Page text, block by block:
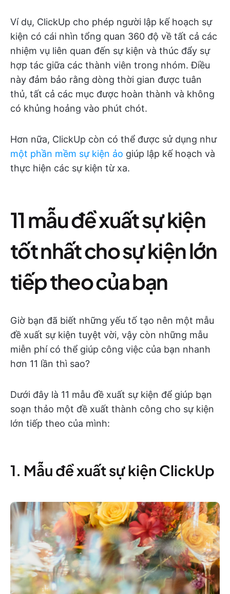
Ví dụ, ClickUp cho phép người lập kế hoạch sự
kiện có cái nhìn tổng quan 360 độ về tất cả các
nhiệm vụ liên quan đến sự kiện và thúc đẩy sự
hợp tác giữa các thành viên trong nhóm. Điều
này đảm bảo rằng dòng thời gian được tuân
thủ, tất cả các mục được hoàn thành và không
có khủng hoảng vào phút chót.
Hơn nữa, ClickUp còn có thể được sử dụng như
một phần mềm sự kiện ảo giúp lập kế hoạch và
thực hiện các sự kiện từ xa.
11 mẫu đề xuất sự kiện
tốt nhất cho sự kiện lớn
tiếp theo của bạn
Giờ bạn đã biết những yếu tố tạo nên một mẫu
đề xuất sự kiện tuyệt vời, vậy còn những mẫu
miễn phí có thể giúp công việc của bạn nhanh
hơn 11 lần thì sao?
Dưới đây là 11 mẫu đề xuất sự kiện để giúp bạn
soạn thảo một đề xuất thành công cho sự kiện
lớn tiếp theo của mình:
1. Mẫu đề xuất sự kiện ClickUp